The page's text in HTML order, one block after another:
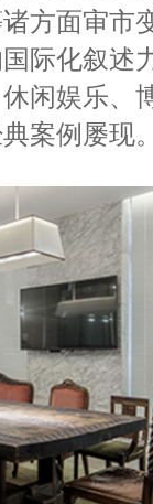
方面审市
际化叙述
闲娱乐、
案例屡现